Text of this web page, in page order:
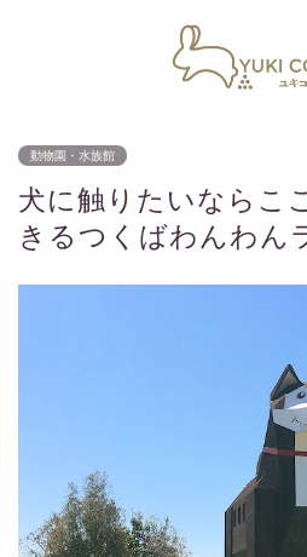
動物園・水族館
犬に触りたいならこ
きるつくばわんわん